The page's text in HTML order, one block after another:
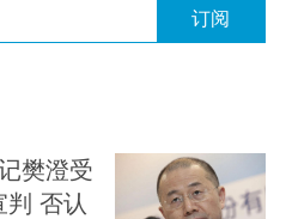
订阅
樊澄受
否认